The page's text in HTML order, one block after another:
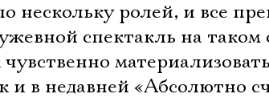
нескольку ролей, и все
спектакль на
и в недавней «Абсолютно